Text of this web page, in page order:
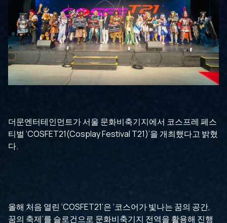
더문엔터테인먼트가 서울 문화비축기지에서 코스프레 페스
티벌 ‘COSFET21(Cosplay Festival T21)’을 개최했다고 밝혔
다.
올해 처음 열린 ‘COSFET21’은 ‘코스어가 빛나는 꿈의 공간,
꿈의 축제’를 슬로건으로 문화비축기지 전역을 활용해 진행